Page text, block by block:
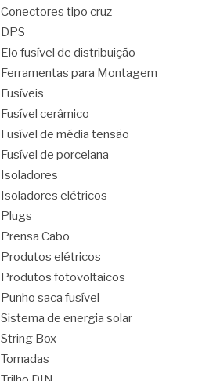
Conectores tipo cruz
DPS
Elo fusível de distribuição
Ferramentas para Montagem
Fusíveis
Fusível cerâmico
Fusível de média tensão
Fusível de porcelana
Isoladores
Isoladores elétricos
Plugs
Prensa Cabo
Produtos elétricos
Produtos fotovoltaicos
Punho saca fusível
Sistema de energia solar
String Box
Tomadas